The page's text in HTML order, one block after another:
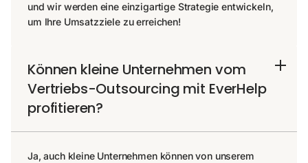
und wir werden eine einzigartige Strategie entwickeln,
um Ihre Umsatzziele zu erreichen!
Können kleine Unternehmen vom
Vertriebs-Outsourcing mit EverHelp
profitieren?
Ja, auch kleine Unternehmen können von unserem